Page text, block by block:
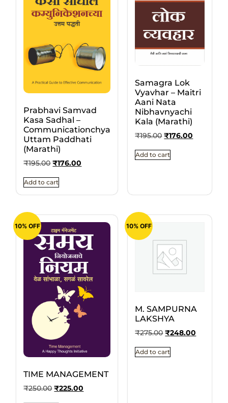
Prabhavi Samvad
Kasa Sadhal –
Communicationchya
Uttam Paddhati
(Marathi)
₹195.00 ₹176.00
Add to cart
Samagra Lok
Vyavhar – Maitri
Aani Nata
Nibhavnyachi
Kala (Marathi)
₹195.00 ₹176.00
Add to cart
10% OFF
TIME MANAGEMENT
₹250.00 ₹225.00
10% OFF
M. SAMPURNA
LAKSHYA
₹275.00 ₹248.00
Add to cart